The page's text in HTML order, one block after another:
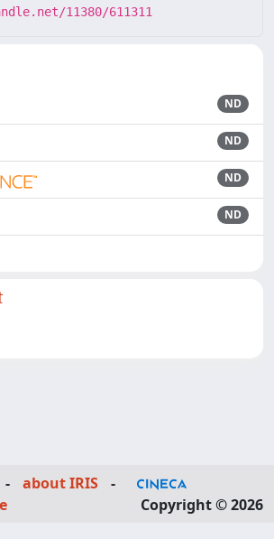
11380/611311
ND
ND
ND
ND
- about IRIS
-
Copyright © 2026